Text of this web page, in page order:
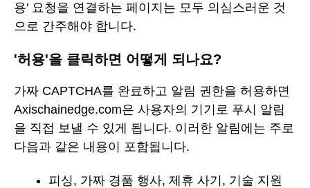
용' 요청을 연결하는 페이지는 모두 의심스러운 것
으로 간주해야 합니다.
'허용'을 클릭하면 어떻게 되나요?
가짜 CAPTCHA를 완료하고 알림 권한을 허용하면
Axischainedge.com은 사용자의 기기로 푸시 알림
을 직접 보낼 수 있게 됩니다. 이러한 알림에는 주로
다음과 같은 내용이 포함됩니다.
피싱, 가짜 경품 행사, 제휴 사기, 기술 지원